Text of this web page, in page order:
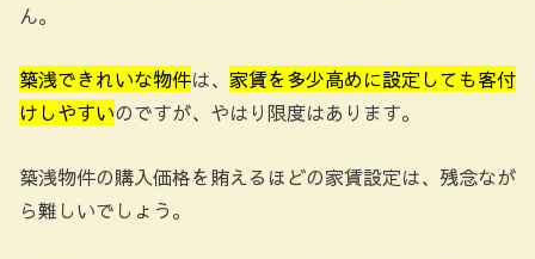
ん。
築浅できれいな物件は、 家賃を多少高めに設定しても客付
けしやすいのですが、やはり限度はあります。
築浅物件の購入価格を賄えるほどの家賃設定は、残念なが
ら難しいでしょう。